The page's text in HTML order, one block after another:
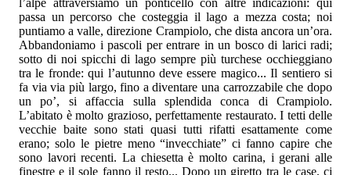
passa un percorso che costeggia il lago a mezza costa; noi
puntiamo a valle, direzione Crampiolo, che dista ancora un’ora.
Abbandoniamo i pascoli per entrare in un bosco di larici radi;
sotto di noi spicchi di lago sempre più turchese occhieggiano
tra le fronde: qui l’autunno deve essere magico... Il sentiero si
fa via via più largo, fino a diventare una carrozzabile che dopo
un po’, si affaccia sulla splendida conca di Crampiolo.
L’abitato è molto grazioso, perfettamente restaurato. I tetti delle
vecchie baite sono stati quasi tutti rifatti esattamente come
erano; solo le pietre meno “invecchiate” ci fanno capire che
sono lavori recenti. La chiesetta è molto carina, i gerani alle
finestre e il sole fanno il resto... Dopo un giretto tra le case, ci